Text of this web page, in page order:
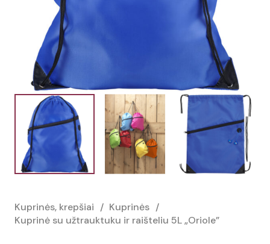
Kuprinės, krepšiai / Kuprinės /
Kuprinė su užtrauktuku ir raišteliu 5L „Oriole”